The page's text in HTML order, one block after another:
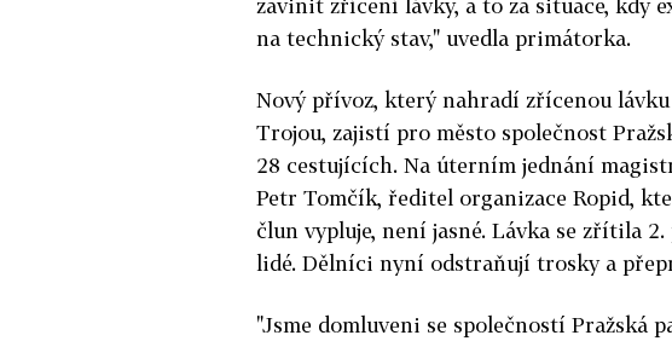
na technický stav," uvedla primátorka.
Nový přívoz, který nahradí zřícenou
Trojou, zajistí pro město společnost
28 cestujících. Na úterním jednání
Petr Tomčík, ředitel organizace Ropid,
člun vypluje, není jasné. Lávka se zřítila
lidé. Dělníci nyní odstraňují trosky a
"Jsme domluveni se společností Pražská